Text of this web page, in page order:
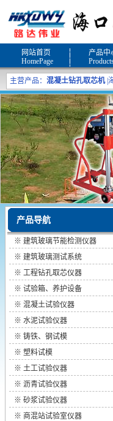
网站首页
HomePage
产品中
主营产品： 混凝土钻孔取芯机|
产品导航
※ 建筑玻璃节能检测仪器
※ 建筑玻璃测试系统
※ 工程钻孔取芯仪器
※ 试验箱、养护设备
※ 混凝土试验仪器
※ 水泥试验仪器
※ 铸铁、钢试模
※ 塑料试模
※ 土工试验仪器
※ 沥青试验仪器
※ 砂浆试验仪器
※ 商混站试验室仪器